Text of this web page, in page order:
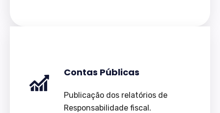
Contas Públicas
Publicação dos relatórios de
Responsabilidade fiscal.